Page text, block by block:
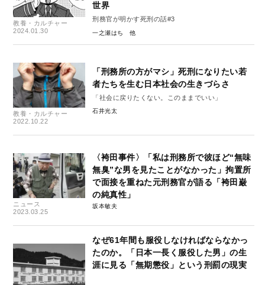
教養・カルチャー
2024.01.30
世界
刑務官が明かす死刑の話#3
一之瀬はち
教養・カルチャー
2022.10.22
「刑務所の方がマシ」死刑になりたい若
者たちを生む日本社会の生きづらさ
「社会に戻りたくない。このままでいい」
石井光太
ニュース
2023.03.25
〈袴田事件〉「私は刑務所で彼ほど“無味
無臭”な男を見たことがなかった」拘置所
で面接を重ねた元刑務官が語る「袴田巌
の純真性」
坂本敏夫
なぜ61年間も服役しなければならなかっ
たのか。「日本一長く服役した男」の生
涯に見る「無期懲役」という刑罰の現実